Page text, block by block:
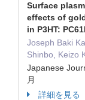
Surface
effects of
in P3HT:
Joseph Baki
Shinbo, Keizo
Japanese
月
詳細を見る